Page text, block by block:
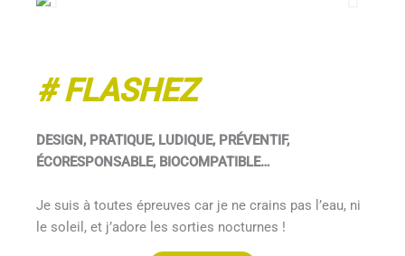
# FLASHEZ
DESIGN, PRATIQUE, LUDIQUE, PRÉVENTIF,
ÉCORESPONSABLE, BIOCOMPATIBLE…
Je suis à toutes épreuves car je ne crains pas l’eau, ni
le soleil, et j’adore les sorties nocturnes !